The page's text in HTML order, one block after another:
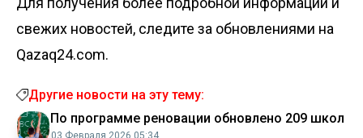
свежих новостей, следите за обновлениями на
Qazaq24.com.
Другие новости на эту тему:
По программе реновации обновлено 209 школ
03 Февраля 2026 05:34